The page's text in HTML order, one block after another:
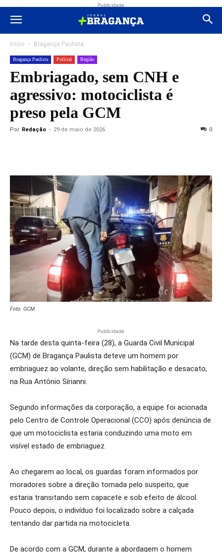
Publicidade
Início Bragança Paulista
Bragança Paulista Polícial Região
Embriagado, sem CNH e
agressivo: motociclista é
preso pela GCM
Por Redação - 29 de maio de 2026 0
Foto: GCM
Publicidade
Na tarde desta quinta-feira (28), a Guarda Civil Municipal
(GCM) de Bragança Paulista deteve um homem por
embriaguez ao volante, direção sem habilitação e desacato,
na Rua Antônio Sírianni.
Segundo informações da corporação, a equipe foi acionada
pelo Centro de Controle Operacional (CCO) após denúncia de
que um motociclista estaria conduzindo uma moto em
visível estado de embriaguez.
Ao chegarem ao local, os guardas foram informados por
moradores sobre a direção tomada pelo suspeito, que
estaria transitando sem capacete e sob efeito de álcool.
Pouco depois, o indivíduo foi localizado sobre a calçada
tentando dar partida na motocicleta.
De acordo com a GCM, durante a abordagem o homem